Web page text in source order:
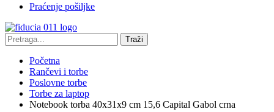
Praćenje pošiljke
Traži
Početna
Rančevi i torbe
Poslovne torbe
Torbe za laptop
Notebook torba 40x31x9 cm 15,6 Capital Gabol crna